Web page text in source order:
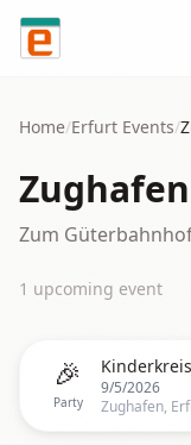
Skip to content
Home/Erfurt Events/
Zughafen
Zum
1 upcoming event
🎉
Party
9/5/2026
Zughafen,